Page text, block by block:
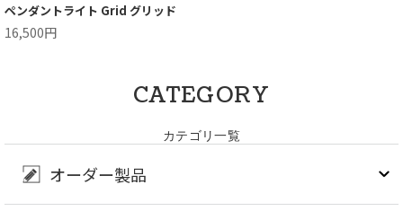
ペンダントライト Grid グリッド
16,500円
CATEGORY
カテゴリ一覧
オーダー製品